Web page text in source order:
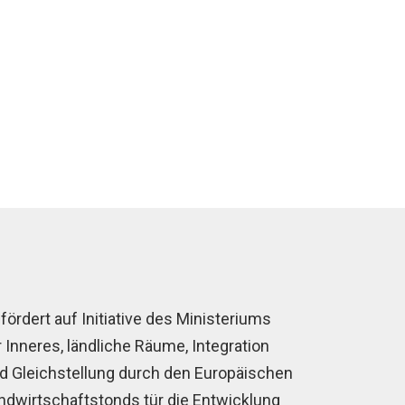
auf Initiative des Ministeriums
Inneres, ländliche Räume, Integration
Gleichstellung durch den Europäischen
tür die Entwicklung